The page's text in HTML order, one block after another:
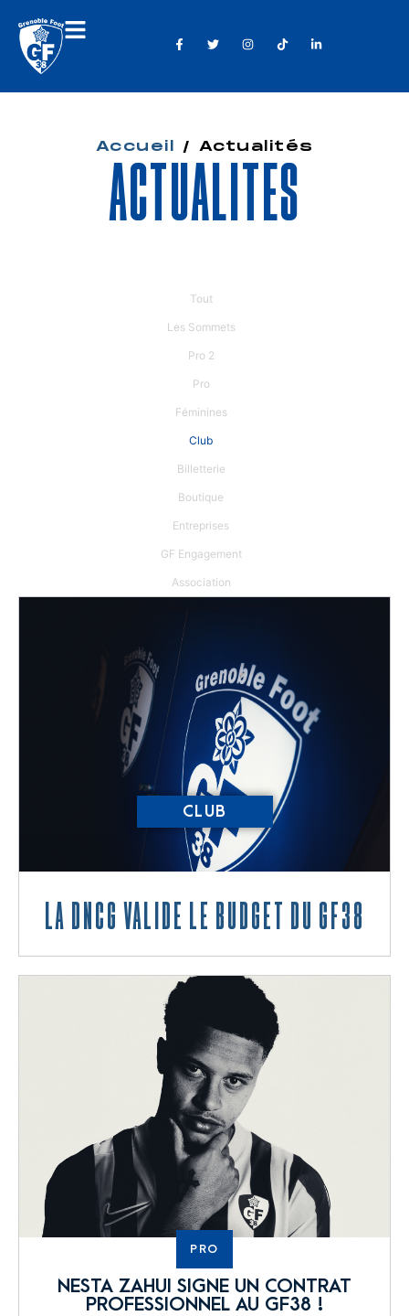
Accueil / Actualités
Actualités
Les Sommets
Pro 2
Pro
Féminines
Club
Billetterie
Boutique
Entreprises
GF Engagement
Association
Tout
La DNCG valide le budget du GF38
CLUB
PRO
NESTA ZAHUI SIGNE UN CONTRAT
PROFESSIONNEL AU GF38 !